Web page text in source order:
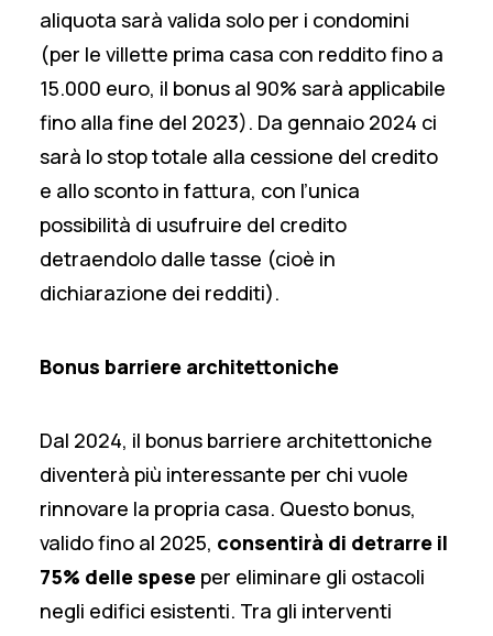
aliquota sarà valida solo per i condomini
(per le villette prima casa con reddito fino a
15.000 euro, il bonus al 90% sarà applicabile
fino alla fine del 2023). Da gennaio 2024 ci
sarà lo stop totale alla cessione del credito
e allo sconto in fattura, con l’unica
possibilità di usufruire del credito
detraendolo dalle tasse (cioè in
dichiarazione dei redditi).
Bonus barriere architettoniche
Dal 2024, il bonus barriere architettoniche
diventerà più interessante per chi vuole
rinnovare la propria casa. Questo bonus,
valido fino al 2025, consentirà di detrarre il
75% delle spese per eliminare gli ostacoli
negli edifici esistenti. Tra gli interventi